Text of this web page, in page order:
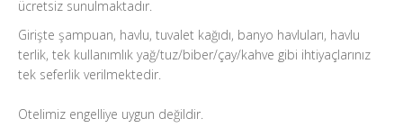
ücretsiz sunulmaktadır.
Girişte şampuan, havlu, tuvalet kağıdı, banyo havluları, havlu
terlik, tek kullanımlık yağ/tuz/biber/çay/kahve gibi ihtiyaçlarınız
tek seferlik verilmektedir.
Otelimiz engelliye uygun değildir.